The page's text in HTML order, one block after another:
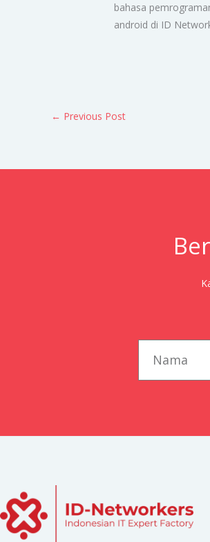
bahasa
android di ID
← Previous Post